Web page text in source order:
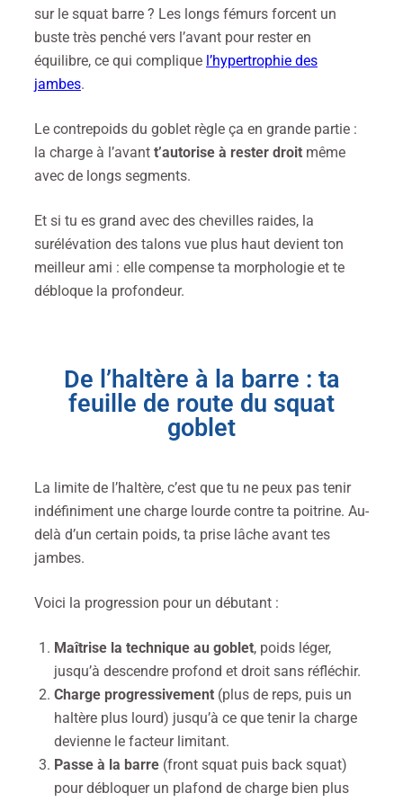
sur le squat barre ? Les longs fémurs forcent un
buste très penché vers l’avant pour rester en
équilibre, ce qui complique l’hypertrophie des
jambes.
Le contrepoids du goblet règle ça en grande partie :
la charge à l’avant t’autorise à rester droit même
avec de longs segments.
Et si tu es grand avec des chevilles raides, la
surélévation des talons vue plus haut devient ton
meilleur ami : elle compense ta morphologie et te
débloque la profondeur.
De l’haltère à la barre : ta
feuille de route du squat
goblet
La limite de l’haltère, c’est que tu ne peux pas tenir
indéfiniment une charge lourde contre ta poitrine. Au-
delà d’un certain poids, ta prise lâche avant tes
jambes.
Voici la progression pour un débutant :
Maîtrise la technique au goblet, poids léger,
jusqu’à descendre profond et droit sans réfléchir.
Charge progressivement (plus de reps, puis un
haltère plus lourd) jusqu’à ce que tenir la charge
devienne le facteur limitant.
Passe à la barre (front squat puis back squat)
pour débloquer un plafond de charge bien plus